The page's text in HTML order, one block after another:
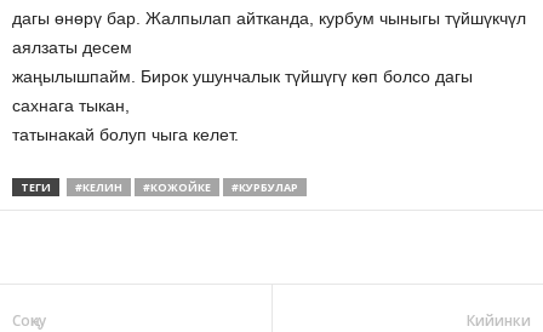
дагы өнөрү бар. Жалпылап айтканда, курбум чыныгы түйшүкчүл
аялзаты десем
жаңылышпайм. Бирок ушунчалык түйшүгү көп болсо дагы
сахнага тыкан,
татынакай болуп чыга келет.
ТЕГИ #КЕЛИН #КОЖОЙКЕ #КУРБУЛАР
Соӊку Кийинки